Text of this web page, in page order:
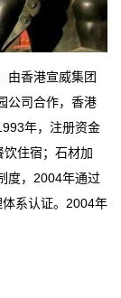
由香港宣威集团
公司合作，香港
年，注册资金
住宿；石材加
度，2004年通过
系认证。2004年
级酒店一座。
陵地形墙内，地